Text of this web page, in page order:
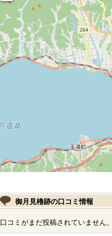
御月見櫓跡の口コミ情報
口コミがまだ投稿されていません。